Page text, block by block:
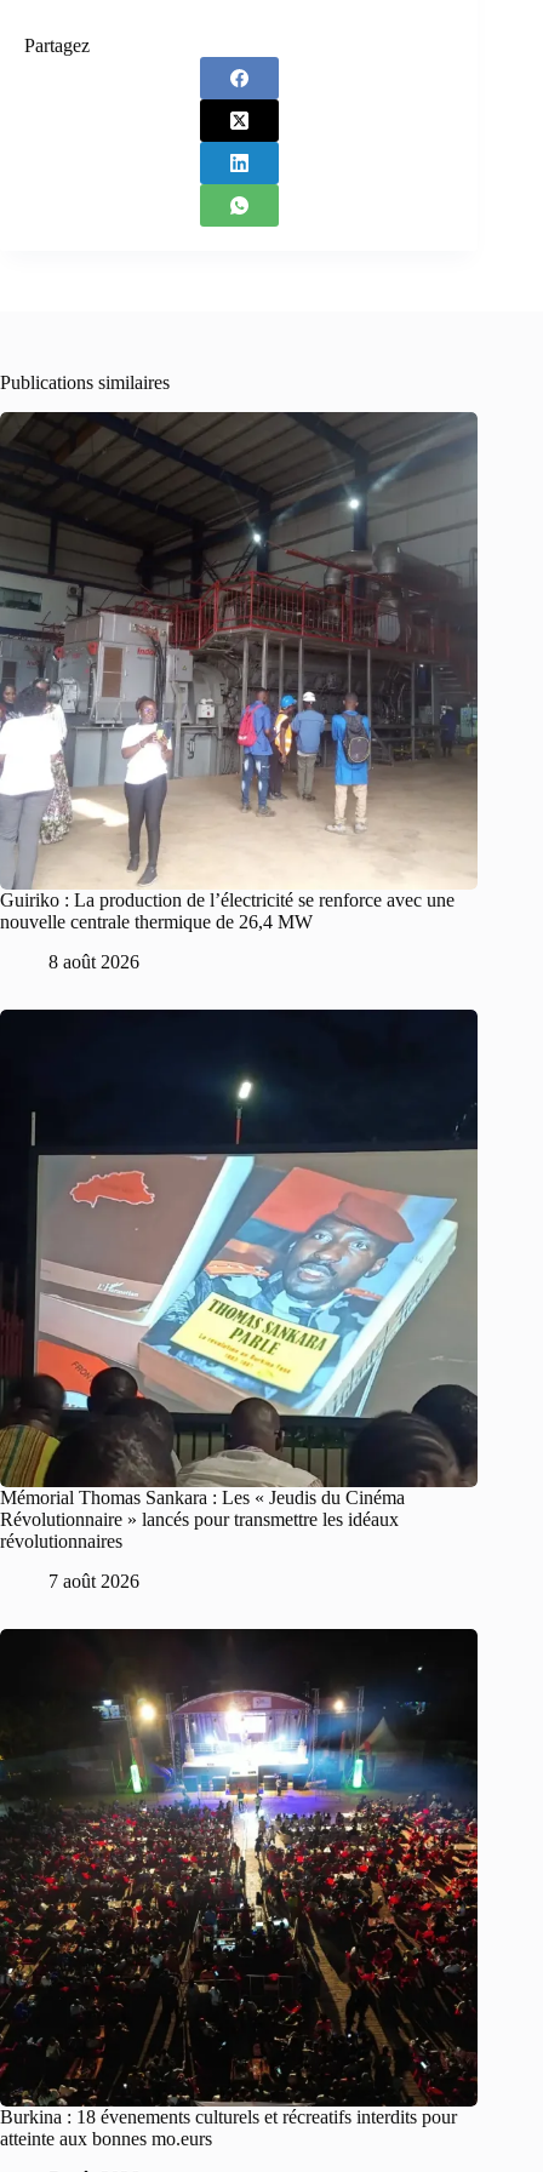
Partagez
Publications similaires
Guiriko : La production de l’électricité se renforce avec une
nouvelle centrale thermique de 26,4 MW
8 août 2026
Mémorial Thomas Sankara : Les « Jeudis du Cinéma
Révolutionnaire » lancés pour transmettre les idéaux
révolutionnaires
7 août 2026
Burkina : 18 évenements culturels et récreatifs interdits pour
atteinte aux bonnes mo.eurs